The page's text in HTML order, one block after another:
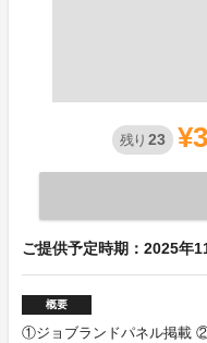
残り 23
ご提供予定時期：2025年
概要
①ジョブランドパネル掲載